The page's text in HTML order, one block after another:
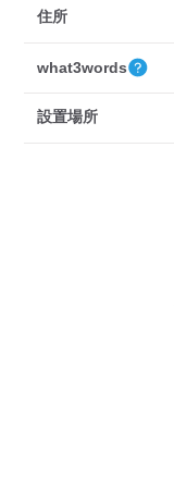
住所
what3words
設置場所